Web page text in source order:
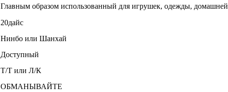
Главным образом использованный для игрушек, одежды, домашней
20дайс
Нинбо или Шанхай
Доступный
Т/Т или Л/К
ОБМАНЫВАЙТЕ